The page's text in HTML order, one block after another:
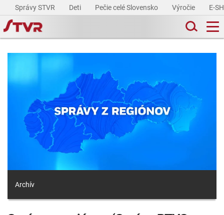
Správy STVR Deti Pečie celé Slovensko Výročie E-
Archív